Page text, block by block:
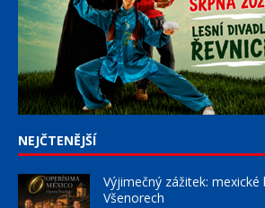
NEJČTENĚJŠÍ
Výjimečný zážitek: mexické
Všenorech